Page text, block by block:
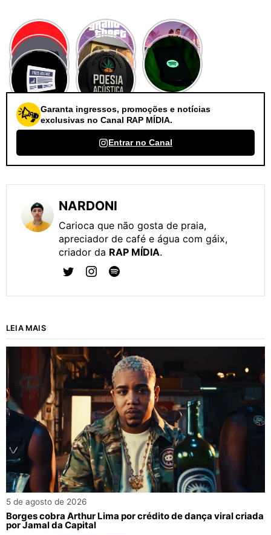
Garanta ingressos, promoções e notícias
exclusivas no Canal RAP MÍDIA.
Entrar no Canal
NARDONI
Carioca que não gosta de praia,
apreciador de café e água com gáix,
criador da RAP MÍDIA.
LEIA MAIS
5 de agosto de 2026
Borges cobra Arthur Lima por crédito de dança viral criada
por Jamal da Capital